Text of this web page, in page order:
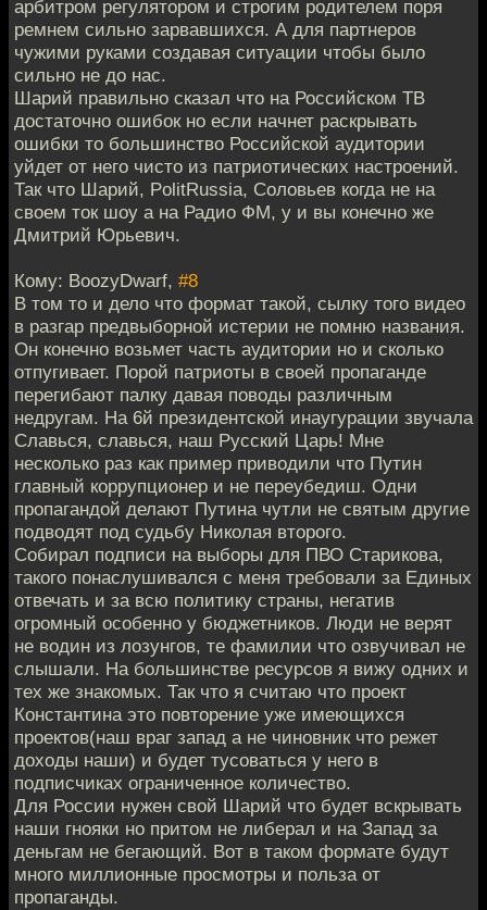
арбитром регулятором и строгим родителем поря
ремнем сильно зарвавшихся. А для партнеров
чужими руками создавая ситуации чтобы было
сильно не до нас.
Шарий правильно сказал что на Российском ТВ
достаточно ошибок но если начнет раскрывать
ошибки то большинство Российской аудитории
уйдет от него чисто из патриотических настроений.
Так что Шарий, PolitRussia, Соловьев когда не на
своем ток шоу а на Радио ФМ, у и вы конечно же
Дмитрий Юрьевич.
Кому: BoozyDwarf, #8
В том то и дело что формат такой, сылку того видео
в разгар предвыборной истерии не помню названия.
Он конечно возьмет часть аудитории но и сколько
отпугивает. Порой патриоты в своей пропаганде
перегибают палку давая поводы различным
недругам. На 6й президентской инаугурации звучала
Славься, славься, наш Русский Царь! Мне
несколько раз как пример приводили что Путин
главный коррупционер и не переубедиш. Одни
пропагандой делают Путина чутли не святым другие
подводят под судьбу Николая второго.
Собирал подписи на выборы для ПВО Старикова,
такого понаслушивался с меня требовали за Единых
отвечать и за всю политику страны, негатив
огромный особенно у бюджетников. Люди не верят
не водин из лозунгов, те фамилии что озвучивал не
слышали. На большинстве ресурсов я вижу одних и
тех же знакомых. Так что я считаю что проект
Константина это повторение уже имеющихся
проектов(наш враг запад а не чиновник что режет
доходы наши) и будет тусоваться у него в
подписчиках ограниченное количество.
Для России нужен свой Шарий что будет вскрывать
наши гнояки но притом не либерал и на Запад за
деньгам не бегающий. Вот в таком формате будут
много миллионные просмотры и польза от
пропаганды.